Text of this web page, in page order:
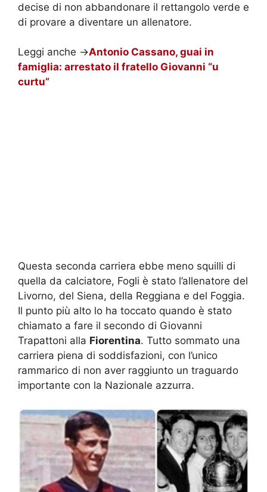
decise di non abbandonare il rettangolo verde e
di provare a diventare un allenatore.
Leggi anche ->Antonio Cassano, guai in
famiglia: arrestato il fratello Giovanni “u
curtu”
Questa seconda carriera ebbe meno squilli di
quella da calciatore, Fogli è stato l’allenatore del
Livorno, del Siena, della Reggiana e del Foggia.
Il punto più alto lo ha toccato quando è stato
chiamato a fare il secondo di Giovanni
Trapattoni alla Fiorentina. Tutto sommato una
carriera piena di soddisfazioni, con l’unico
rammarico di non aver raggiunto un traguardo
importante con la Nazionale azzurra.